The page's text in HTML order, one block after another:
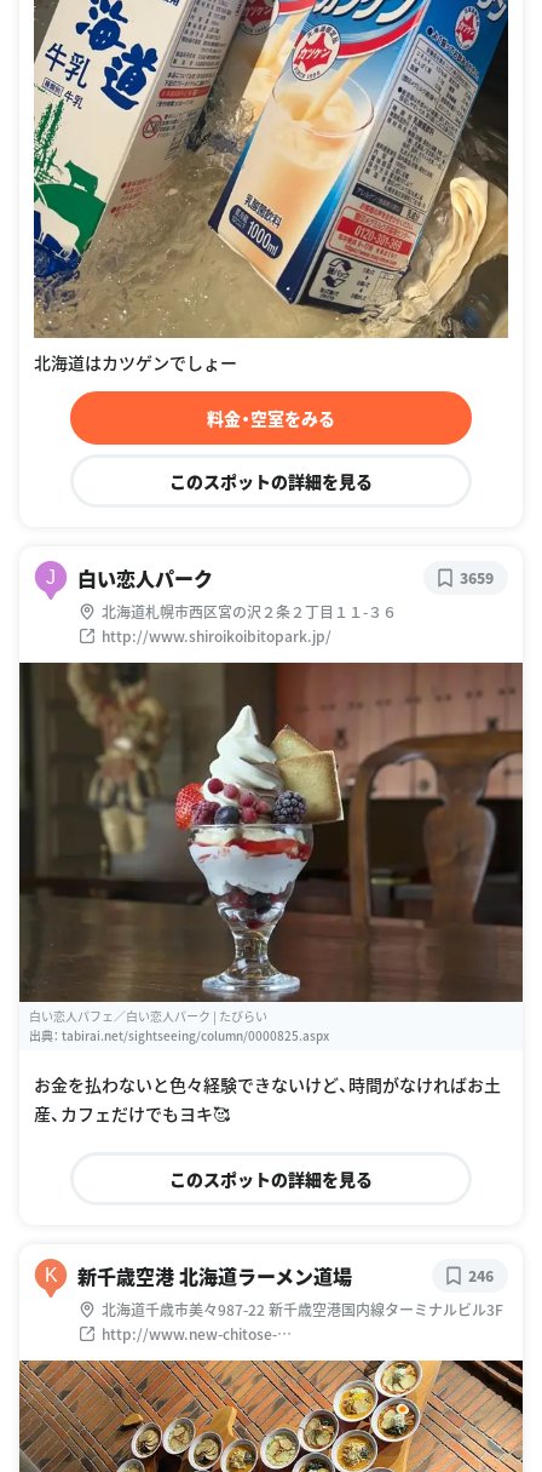
北海道はカツゲンでしょー
料金・空室をみる
このスポットの詳細を見る
J 白い恋人パーク
北海道札幌市西区宮の沢２条２丁目１１-３６
http://www.shiroikoibitopark.jp/
3659
白い恋人パフェ／白い恋人パーク | たびらい
出典： tabirai.net/sightseeing/column/0000825.aspx
お金を払わないと色々経験できないけど、時間がなければお土
産、カフェだけでもヨキ🥰
このスポットの詳細を見る
K 新千歳空港 北海道ラーメン道場
北海道千歳市美々987-22 新千歳空港国内線ターミナルビル3F
http://www.new-chitose-
airport.jp/ja/spend/shop/eat/place/place6.html
246